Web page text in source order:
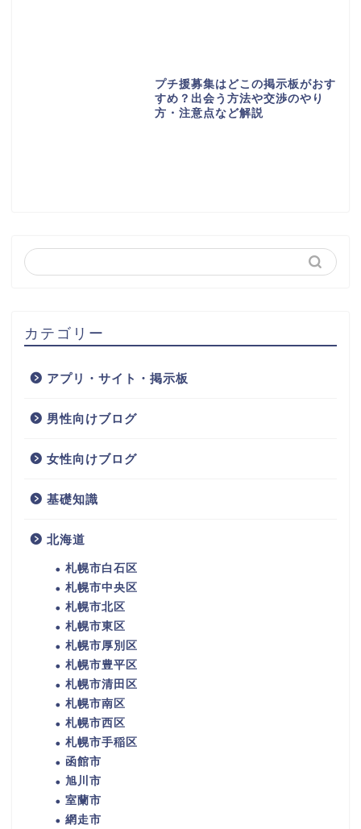
プチ援募集はどこの掲示板がおす
すめ？出会う方法や交渉のやり
方・注意点など解説
カテゴリー
アプリ・サイト・掲示板
男性向けブログ
女性向けブログ
基礎知識
北海道
札幌市白石区
札幌市中央区
札幌市北区
札幌市東区
札幌市厚別区
札幌市豊平区
札幌市清田区
札幌市南区
札幌市西区
札幌市手稲区
函館市
旭川市
室蘭市
網走市